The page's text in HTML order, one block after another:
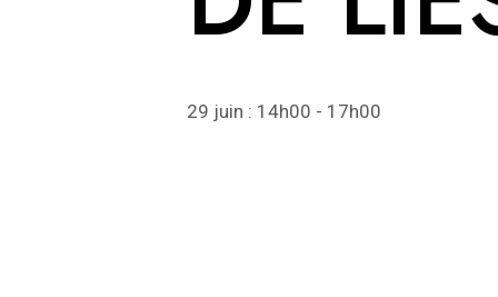
29 juin : 14h00 - 17h00